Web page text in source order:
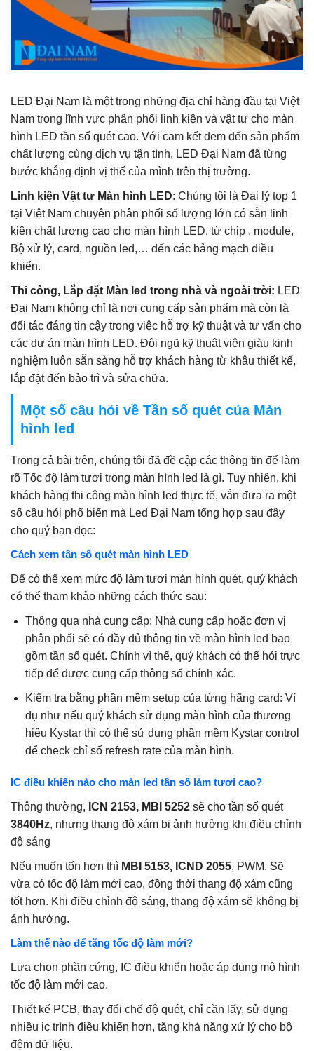
LED Đại Nam là một trong những địa chỉ hàng đầu tại Việt
Nam trong lĩnh vực phân phối linh kiện và vật tư cho màn
hình LED tần số quét cao. Với cam kết đem đến sản phẩm
chất lượng cùng dịch vụ tận tình, LED Đại Nam đã từng
bước khẳng định vị thế của mình trên thị trường.
Linh kiện Vật tư Màn hình LED: Chúng tôi là Đại lý top 1
tại Việt Nam chuyên phân phối số lượng lớn có sẵn linh
kiện chất lượng cao cho màn hình LED, từ chip , module,
Bộ xử lý, card, nguồn led,… đến các bảng mạch điều
khiển.
Thi công, Lắp đặt Màn led trong nhà và ngoài trời: LED
Đại Nam không chỉ là nơi cung cấp sản phẩm mà còn là
đối tác đáng tin cậy trong việc hỗ trợ kỹ thuật và tư vấn cho
các dự án màn hình LED. Đội ngũ kỹ thuật viên giàu kinh
nghiệm luôn sẵn sàng hỗ trợ khách hàng từ khâu thiết kế,
lắp đặt đến bảo trì và sửa chữa.
Một số câu hỏi về Tần số quét của Màn
hình led
Trong cả bài trên, chúng tôi đã đề cập các thông tin để làm
rõ Tốc độ làm tươi trong màn hình led là gì. Tuy nhiên, khi
khách hàng thi công màn hình led thực tế, vẫn đưa ra một
số câu hỏi phổ biến mà Led Đại Nam tổng hợp sau đây
cho quý bạn đọc:
Cách xem tần số quét màn hình LED
Để có thể xem mức độ làm tươi màn hình quét, quý khách
có thể tham khảo những cách thức sau:
Thông qua nhà cung cấp: Nhà cung cấp hoặc đơn vị
phân phối sẽ có đầy đủ thông tin về màn hình led bao
gồm tần số quét. Chính vì thế, quý khách có thể hỏi trực
tiếp để được cung cấp thông số chính xác.
Kiểm tra bằng phần mềm setup của từng hãng card: Ví
dụ như nếu quý khách sử dụng màn hình của thương
hiệu Kystar thì có thể sử dụng phần mềm Kystar control
để check chỉ số refresh rate của màn hình.
IC điều khiển nào cho màn led tần số làm tươi cao?
Thông thường, ICN 2153, MBI 5252 sẽ cho tần số quét
3840Hz, nhưng thang độ xám bị ảnh hưởng khi điều chỉnh
độ sáng
Nếu muốn tốn hơn thì MBI 5153, ICND 2055, PWM. Sẽ
vừa có tốc độ làm mới cao, đồng thời thang độ xám cũng
tốt hơn. Khi điều chỉnh độ sáng, thang độ xám sẽ không bị
ảnh hưởng.
Làm thế nào để tăng tốc độ làm mới?
Lựa chọn phần cứng, IC điều khiển hoặc áp dụng mô hình
tốc độ làm mới cao.
Thiết kế PCB, thay đổi chế độ quét, chỉ cần lấy, sử dụng
nhiều ic trình điều khiển hơn, tăng khả năng xử lý cho bộ
đệm dữ liệu.